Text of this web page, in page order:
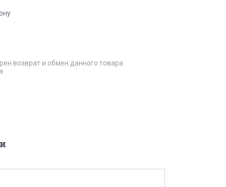
возврат и обмен данного товара